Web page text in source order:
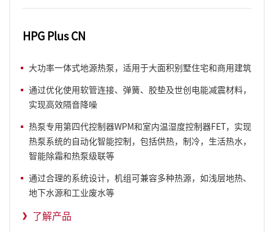
HPG Plus CN
大功率一体式地源热泵，适用于大面积别墅住宅和商用建筑
通过优化使用软管连接、弹簧、胶垫及世创电能减震材料，
实现高效隔音降噪
热泵专用第四代控制器WPM和室内温湿度控制器FET，实现
热泵系统的自动化智能控制，包括供热，制冷，生活热水，
智能除霜和热泵级联等
通过合理的系统设计，机组可兼容多种热源，如浅层地热、
地下水源和工业废水等
了解产品